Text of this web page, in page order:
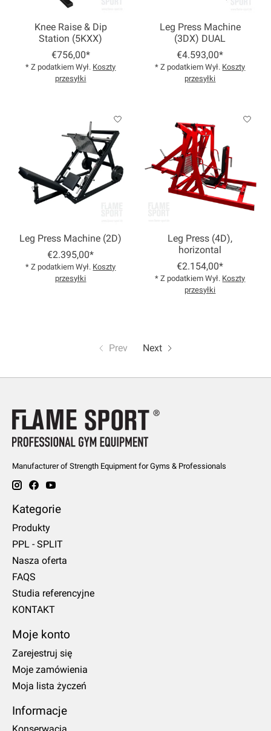
Knee Raise & Dip
Station (5KXX)
€756,00*
* Z podatkiem Wył. Koszty
przesyłki
Leg Press Machine
(3DX) DUAL
€4.593,00*
* Z podatkiem Wył. Koszty
przesyłki
Leg Press Machine (2D)
€2.395,00*
* Z podatkiem Wył. Koszty
przesyłki
Leg Press (4D),
horizontal
€2.154,00*
* Z podatkiem Wył. Koszty
przesyłki
Prev Next
Manufacturer of Strength Equipment for Gyms & Professionals
Kategorie
Produkty
PPL - SPLIT
Nasza oferta
FAQS
Studia referencyjne
KONTAKT
Moje konto
Zarejestruj się
Moje zamówienia
Moja lista życzeń
Informacje